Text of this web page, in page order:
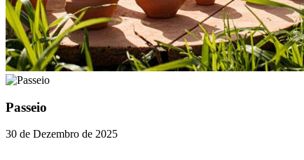
Passeio
30 de Dezembro de 2025